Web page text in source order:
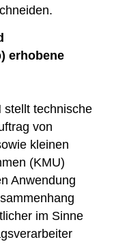
erhobene
stellt technische
von
kleinen
(KMU)
Anwendung
im Sinne